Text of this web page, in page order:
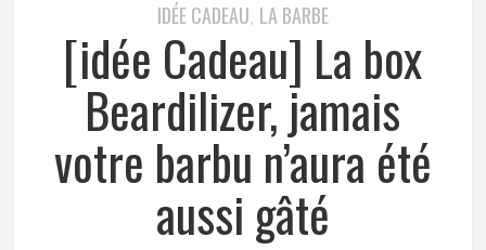
IDÉE CADEAU, LA BARBE
[idée Cadeau] La box
Beardilizer, jamais
votre barbu n’aura été
aussi gâté